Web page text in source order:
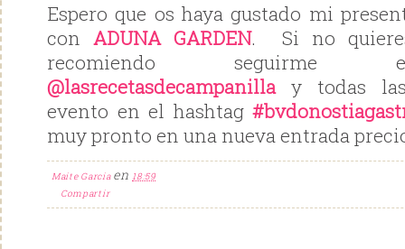
Espero que os haya gustado mi
conADUNA GARDEN. Si no
recomiendo seguirme
@lasrecetasdecampanillay todas las
evento en el hashtag
muy pronto en una nueva entrada
Maite Garcia en18:59
Compartir